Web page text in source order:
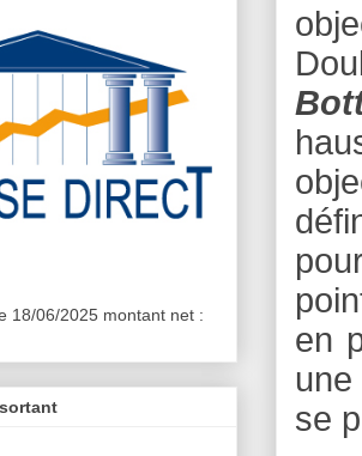
en
se
18/06/2025 montant net :